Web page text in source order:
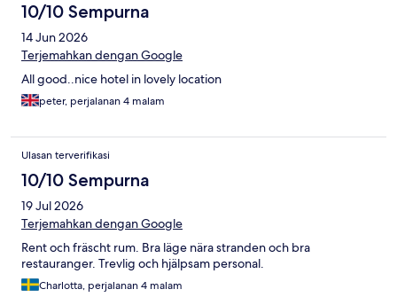
10/10 Sempurna
14 Jun 2026
Terjemahkan dengan Google
All good..nice hotel in lovely location
peter, perjalanan 4 malam
Ulasan terverifikasi
10/10 Sempurna
19 Jul 2026
Terjemahkan dengan Google
Rent och fräscht rum. Bra läge nära stranden och bra
restauranger. Trevlig och hjälpsam personal.
Charlotta, perjalanan 4 malam